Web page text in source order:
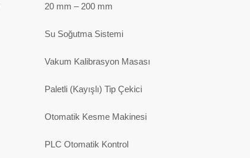
20 mm – 200 mm
Su Soğutma Sistemi
Vakum Kalibrasyon Masası
Paletli (Kayışlı) Tip Çekici
Otomatik Kesme Makinesi
PLC Otomatik Kontrol